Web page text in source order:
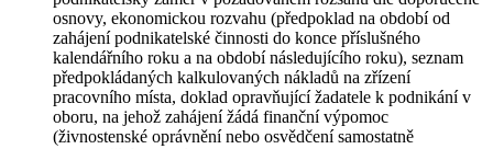
osnovy, ekonomickou rozvahu (předpoklad na období od
zahájení podnikatelské činnosti do konce příslušného
kalendářního roku a na období následujícího roku), seznam
předpokládaných kalkulovaných nákladů na zřízení
pracovního místa, doklad opravňující žadatele k podnikání v
oboru, na jehož zahájení žádá finanční výpomoc
(živnostenské oprávnění nebo osvědčení samostatně